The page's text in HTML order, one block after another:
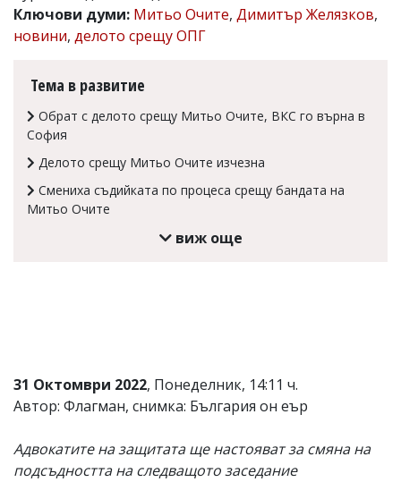
Коментарите
под
въвеждат
читателите
редакцията
отговорност
Ключови думи: Митьо Очите, Димитър Желязков,
новини, делото срещу ОПГ
Тема в развитие
Обрат с делото срещу Митьо Очите, ВКС го върна в
София
Делото срещу Митьо Очите изчезна
Смениха съдийката по процеса срещу бандата на
Митьо Очите
виж още
31 Октомври 2022, Понеделник, 14:11 ч.
Автор: Флагман, снимка: България он еър
Адвокатите на защитата ще настояват за смяна на
подсъдността на следващото заседание